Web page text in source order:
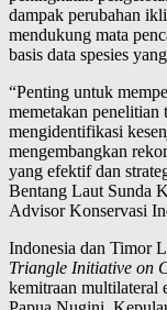
dampak perubahan
mendukung mata
basis data spesies
“Penting untuk
memetakan penelitian
mengidentifikasi
mengembangkan
yang efektif dan
Bentang Laut Sunda
Advisor Konservasi
Indonesia dan Timor
Triangle Initiative on
kemitraan multilateral